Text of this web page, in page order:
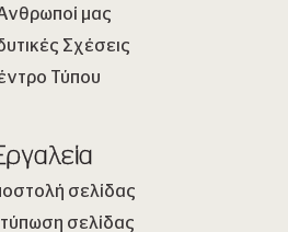
μας
Σχέσεις
Τύπου
σελίδας
σελίδας